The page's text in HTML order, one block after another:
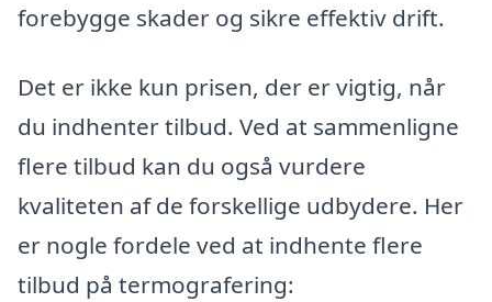
forebygge skader og sikre effektiv drift.
Det er ikke kun prisen, der er vigtig, når
du indhenter tilbud. Ved at sammenligne
flere tilbud kan du også vurdere
kvaliteten af de forskellige udbydere. Her
er nogle fordele ved at indhente flere
tilbud på termografering: